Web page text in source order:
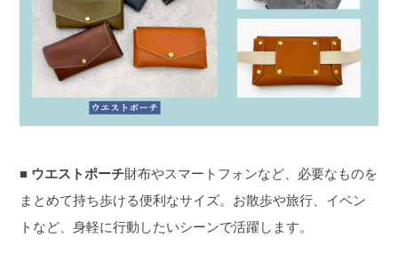
■ ウエストポーチ財布やスマートフォンなど、必要なものを
まとめて持ち歩ける便利なサイズ。 お散歩や旅行、イベン
トなど、身軽に行動したいシーンで活躍します。